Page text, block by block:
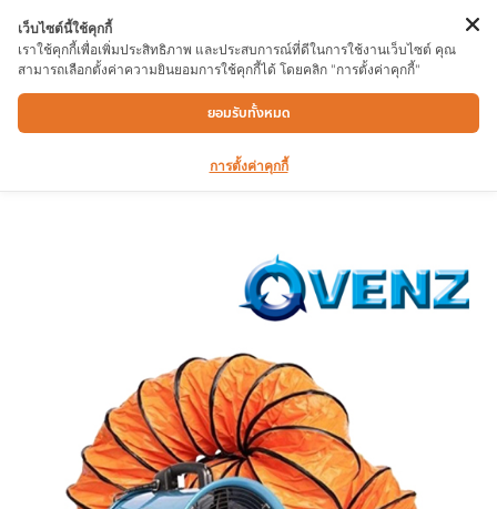
พัดลมถังกลมพร้อมท่อ VENZ PF8″ 220V
เว็บไซต์นี้ใช้คุกกี้
เราใช้คุกกี้เพื่อเพิ่มประสิทธิภาพ และประสบการณ์ที่ดีในการใช้งานเว็บไซต์ คุณ
สามารถเลือกตั้งค่าความยินยอมการใช้คุกกี้ได้ โดยคลิก "การตั้งค่าคุกกี้"
ยอมรับทั้งหมด
การตั้งค่าคุกกี้